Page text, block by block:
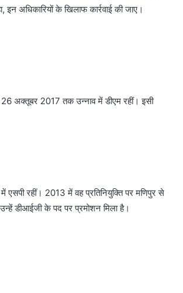
अधिकारियों के खिलाफ कार्रवाई की जाए।
अक्तूबर 2017 तक उन्नाव में डीएम रहीं। इसी
रहीं। 2013 में वह प्रतिनियुक्ति पर मणिपुर से
डीआईजी के पद पर प्रमोशन मिला है।